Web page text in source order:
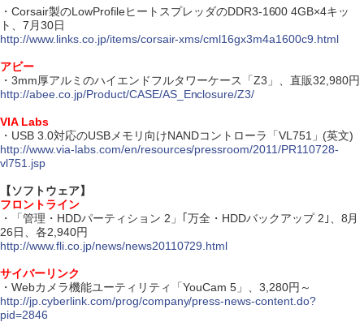
・Corsair製のLowProfileヒートスプレッダのDDR3-1600 4GB×4キッ
ト、7月30日
http://www.links.co.jp/items/corsair-xms/cml16gx3m4a1600c9.html
アビー
・3mm厚アルミのハイエンドフルタワーケース「Z3」、直販32,980円
http://abee.co.jp/Product/CASE/AS_Enclosure/Z3/
VIA Labs
・USB 3.0対応のUSBメモリ向けNANDコントローラ「VL751」(英文)
http://www.via-labs.com/en/resources/pressroom/2011/PR110728-
vl751.jsp
【ソフトウェア】
フロントライン
・「管理・HDDパーティション 2」｢万全・HDDバックアップ 2｣、8月
26日、各2,940円
http://www.fli.co.jp/news/news20110729.html
サイバーリンク
・Webカメラ機能ユーティリティ「YouCam 5」、3,280円～
http://jp.cyberlink.com/prog/company/press-news-content.do?
pid=2846